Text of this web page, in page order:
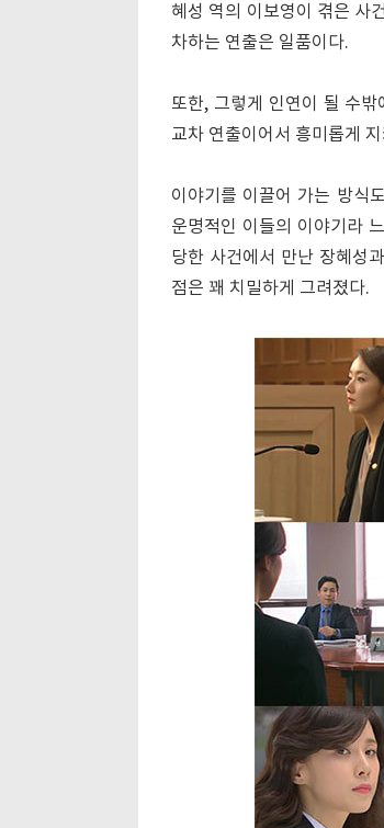
혜성 역의 이보영이 겪은 사
차하는 연출은 일품이다.
또한, 그렇게 인연이 될 수
교차 연출이어서 흥미롭게
이야기를 이끌어 가는 방식
운명적인 이들의 이야기라
당한 사건에서 만난 장혜성
점은 꽤 치밀하게 그려졌다.